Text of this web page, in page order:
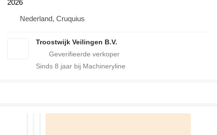
2026
Nederland, Cruquius
Troostwijk Veilingen B.V.
Sinds 8 jaar bij Machineryline